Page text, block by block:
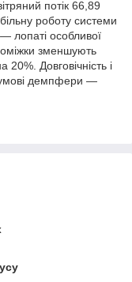
потік 66,89
роботу системи
лопаті особливої
зменшують
Довговічність і
демпфери —